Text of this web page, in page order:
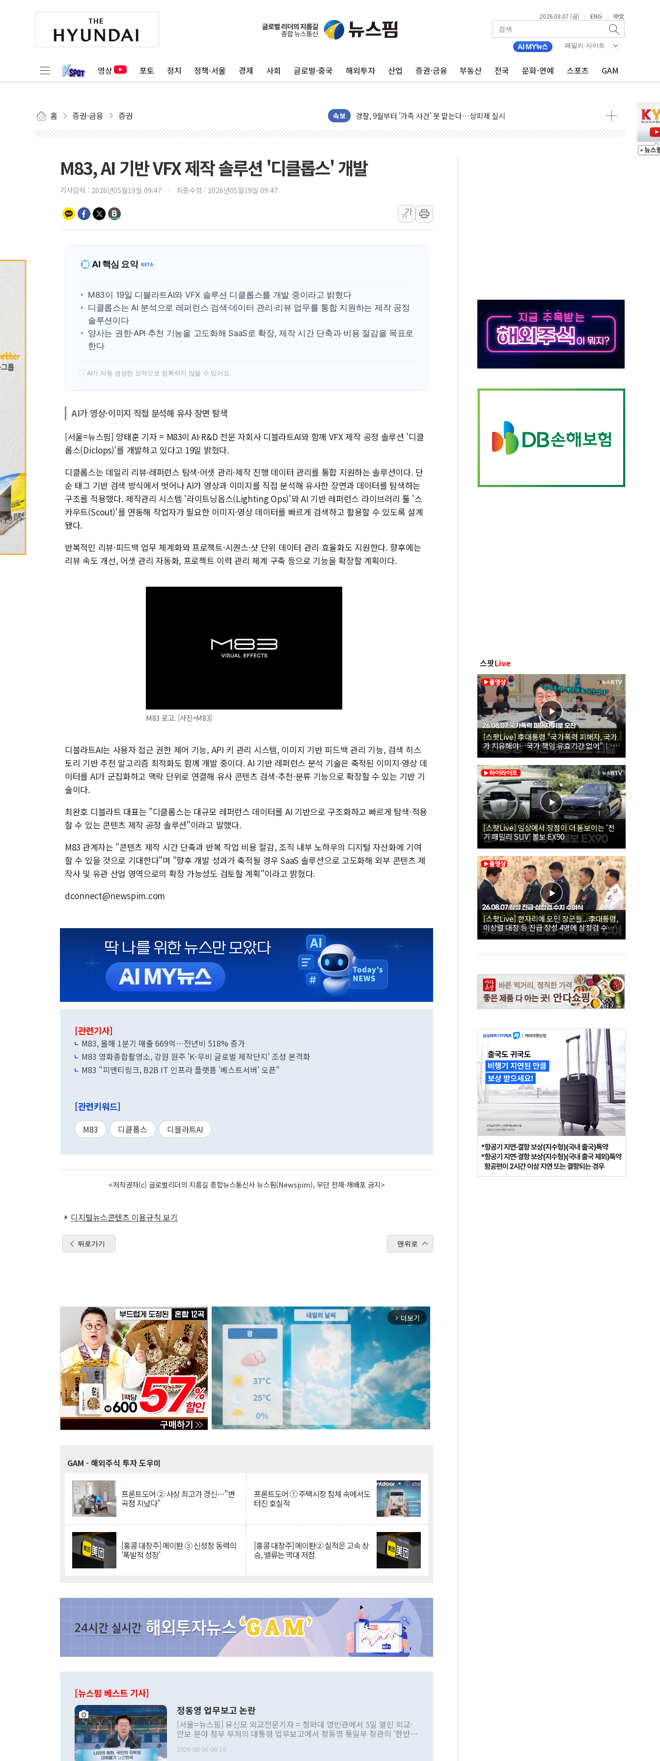
2026.08.07 (금) | ENG | 中文
패밀리 사이트
영상 포토 정치 정책·서울 경제 사회 글로벌·중국 해외투자 산업 증권·금융 부동산 전국 문화·연예 스포츠 GAM
홈 증권·금융 증권 속보
후티 반군, 예멘 정부군과 사우디 동시 공격… 위기 고조되는 또 다른 중동 화약고
경찰, 9월부터 '가족 사건' 못 맡는다…상피제 실시
포스코홀딩스, 포스코인터·DX 지분 일부 매각
40.2도 찍은 서울 등 폭염중대경보 해제…누적 온열질환자 2872명
"文정부 악몽 재현 안돼"...李 부동산 세제안에 與 내부서 '총선·대선 직격탄' 우려
李대통령, 호우 피해 경북 안동·의성 특별재난지역 선포
'변기 수리' 집주인에게 흉기 휘두른 30대 세입자…경찰, 현행범 체포
워트, 상반기 영업이익 30억원
프롬바이오, 10일 거래 재개…"재무구조 개편"
보로노이, 폐암 치료제 'VRN11' 캐나다 IND 신청
푸본현대생명, 육군 3군단과 군 장병 금융교육·전역 지원 협약
교보생명, '교보K-맞춤건강보험' 6개월 배타적사용권 획득
벼랑 끝 선 '동전주' 무더기 상폐 위기…관리종목 우려 지정예고 총 63개
1순위보다 낮은 특별공급 경쟁률… 실수요자 관심
M83, AI 기반 VFX 제작 솔루션 '디클롭스' 개발
기사입력 : 2026년05월19일 09:47 최종수정 : 2026년05월19일 09:47
가
가
AI 핵심 요약 BETA
M83이 19일 디블라트AI와 VFX 솔루션 디클롭스를 개발 중이라고 밝혔다
디클롭스는 AI 분석으로 레퍼런스 검색·데이터 관리·리뷰 업무를 통합 지원하는 제작 공정
솔루션이다
양사는 권한·API·추천 기능을 고도화해 SaaS로 확장, 제작 시간 단축과 비용 절감을 목표로
한다
! AI가 자동 생성한 요약으로 정확하지 않을 수 있어요.
AI가 영상·이미지 직접 분석해 유사 장면 탐색
[서울=뉴스핌] 양태훈 기자 = M83이 AI·R&D 전문 자회사 디블라트AI와 함께 VFX 제작 공정 솔루션 '디클
롭스(Diclops)'를 개발하고 있다고 19일 밝혔다.
디클롭스는 데일리 리뷰·레퍼런스 탐색·어셋 관리·제작 진행 데이터 관리를 통합 지원하는 솔루션이다. 단
순 태그 기반 검색 방식에서 벗어나 AI가 영상과 이미지를 직접 분석해 유사한 장면과 데이터를 탐색하는
구조를 적용했다. 제작관리 시스템 '라이트닝옵스(Lighting Ops)'와 AI 기반 레퍼런스 라이브러리 툴 '스
카우트(Scout)'를 연동해 작업자가 필요한 이미지·영상 데이터를 빠르게 검색하고 활용할 수 있도록 설계
됐다.
반복적인 리뷰·피드백 업무 체계화와 프로젝트·시퀀스·샷 단위 데이터 관리 효율화도 지원한다. 향후에는
리뷰 속도 개선, 어셋 관리 자동화, 프로젝트 이력 관리 체계 구축 등으로 기능을 확장할 계획이다.
M83 로고. [사진=M83]
디블라트AI는 사용자 접근 권한 제어 기능, API 키 관리 시스템, 이미지 기반 피드백 관리 기능, 검색 히스
토리 기반 추천 알고리즘 최적화도 함께 개발 중이다. AI 기반 레퍼런스 분석 기술은 축적된 이미지·영상 데
이터를 AI가 군집화하고 맥락 단위로 연결해 유사 콘텐츠 검색·추천·분류 기능으로 확장할 수 있는 기반 기
술이다.
최완호 디블라트 대표는 "디클롭스는 대규모 레퍼런스 데이터를 AI 기반으로 구조화하고 빠르게 탐색·적용
할 수 있는 콘텐츠 제작 공정 솔루션"이라고 말했다.
M83 관계자는 "콘텐츠 제작 시간 단축과 반복 작업 비용 절감, 조직 내부 노하우의 디지털 자산화에 기여
할 수 있을 것으로 기대한다"며 "향후 개발 성과가 축적될 경우 SaaS 솔루션으로 고도화해 외부 콘텐츠 제
작사 및 유관 산업 영역으로의 확장 가능성도 검토할 계획"이라고 밝혔다.
dconnect@newspim.com
[관련기사]
M83, 올해 1분기 매출 669억…전년비 518% 증가
M83 영화종합촬영소, 강원 원주 'K-무비 글로벌 제작단지' 조성 본격화
M83 "피앤티링크, B2B IT 인프라 플랫폼 '베스트서버' 오픈"
[관련키워드]
M83 디클롭스 디블라트AI
<저작권자(c) 글로벌리더의 지름길 종합뉴스통신사 뉴스핌(Newspim), 무단 전재-재배포 금지>
디지털뉴스콘텐츠 이용규칙 보기
뒤로가기 맨위로
arrow_forward_ios 더보기
GAM - 해외주식 투자 도우미
프론트도어 ② 사상 최고가 경신…"변
곡점 지났다"
프론트도어 ① 주택시장 침체 속에서도
터진 호실적
[홍콩 대장주] 메이퇀 ③ 신성장 동력의
'폭발적 성장'
[홍콩 대장주] 메이퇀② 실적은 고속 상
승, 밸류는 역대 저점
[뉴스핌 베스트 기사]
정동영 업무보고 논란
[서울=뉴스핌] 유신모 외교전문기자 = 청와대 영빈관에서 5일 열린 외교·
안보 분야 정부 부처의 대통령 업무보고에서 정동영 통일부 장관의 '한반도
발언 중에는 정부 내 조율을 거치지 않은 사안을 정책으로 추진하겠다고 공
2026-08-06 06:10
스팟Live
[스팟Live] 李대통령 "국가폭력 피해자, 국가
가 치유해야…국가 책임 유효기간 없어"｜
26.08.07 국가폭력 피해자 위로 오찬
[스팟Live] 일상에서 장점이 더 돋보이는 '전
기 패밀리 SUV' 볼보 EX90
[스팟Live] 한자리에 모인 장군들...李대통령,
이상렬 대장 등 진급 장성 4명에 삼정검 수치
직접 수여｜26.08.07 장성 진급·삼정검 수치